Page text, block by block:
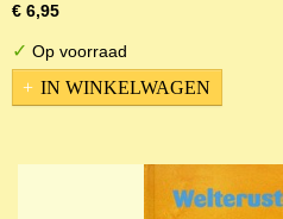
€ 6,95
✓ Op voorraad
IN WINKELWAGEN